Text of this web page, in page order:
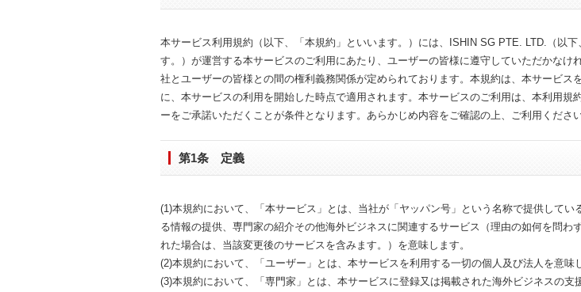
本サービス利用規約（以下、「本規約」といいます。）には、ISHIN SG PTE. LTD.（以下
す。）が運営する本サービスのご利用にあたり、ユーザーの皆様に遵守していただかなけ
社とユーザーの皆様との間の権利義務関係が定められております。本規約は、本サービス
に、本サービスの利用を開始した時点で適用されます。本サービスのご利用は、本利用規
ーをご承諾いただくことが条件となります。あらかじめ内容をご確認の上、ご利用ください
第1条 定義
(1)本規約において、「本サービス」とは、当社が「ヤッパン号」という名称で提供してい
る情報の提供、専門家の紹介その他海外ビジネスに関連するサービス（理由の如何を問わ
れた場合は、当該変更後のサービスを含みます。）を意味します。
(2)本規約において、「ユーザー」とは、本サービスを利用する一切の個人及び法人を意味
(3)本規約において、「専門家」とは、本サービスに登録又は掲載された海外ビジネスの支